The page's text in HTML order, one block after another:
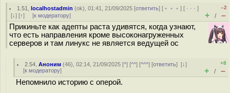
1.51 ,localhostadmin (ok), 01:41, 21/09/2025 [ответить] [ ﹢﹢﹢] [ · · ·]
[↓] [↑] [к модератору]
–2
+ / –
Прикиньте как адепты раста удивятся, когда узнают,
что есть направления кроме высоконагруженных
серверов и там линукс не является ведущей ос
2.54 ,Аноним (46), 02:14, 21/09/2025 [^] [^^] [^^^] [ответить][↓]
[к модератору]
+8
+ / –
Непомнило историю с оперой.